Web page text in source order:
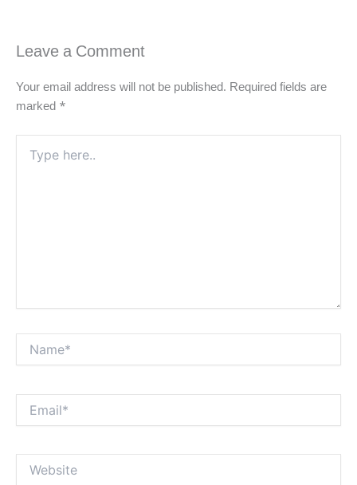
Leave a Comment
Your email address will not be published. Required fields are
marked *
here..